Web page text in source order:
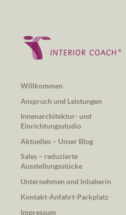
Willkommen
Anspruch und Leistungen
Innenarchitektur- und
Einrichtungsstudio
Aktuelles – Unser Blog
Sales – reduzierte
Ausstellungsstücke
Unternehmen und Inhaberin
Kontakt-Anfahrt-Parkplatz
Impressum